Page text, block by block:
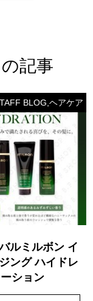
記事
BLOG,ヘアケア
ルミルボン イ
ング ハイドレ
ーション